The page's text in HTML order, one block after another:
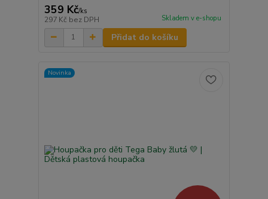
359 Kč/ks
297 Kč bez DPH Skladem v e-shopu
Přidat do košíku
Novinka